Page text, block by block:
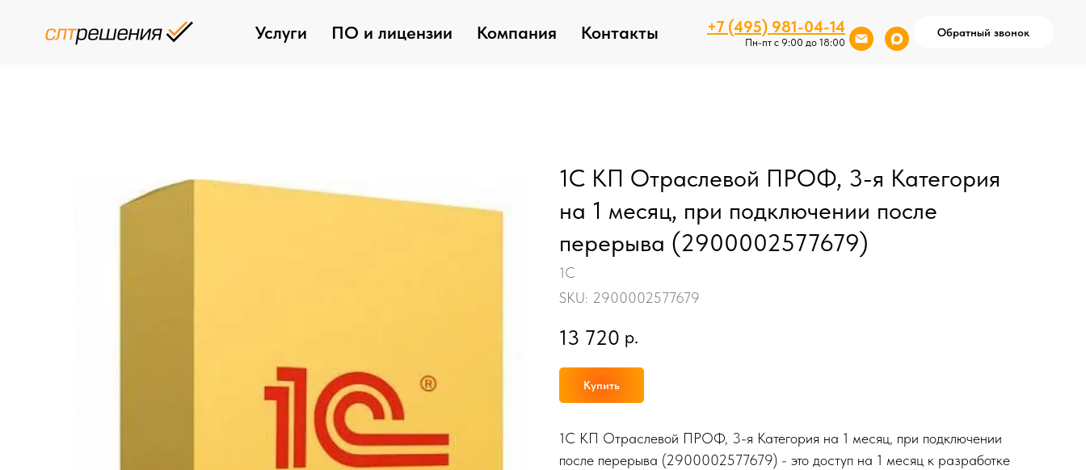
Услуги ПО и лицензии Компания Контакты +7 (495) 981-04-14
Пн-пт с 9:00 до 18:00
Обратный звонок
1С КП Отраслевой ПРОФ, 3-я Категория
на 1 месяц, при подключении после
перерыва (2900002577679)
1С
SKU: 2900002577679
13 720 р.
Купить
1С КП Отраслевой ПРОФ, 3-я Категория на 1 месяц, при подключении
после перерыва (2900002577679) - это доступ на 1 месяц к разработке